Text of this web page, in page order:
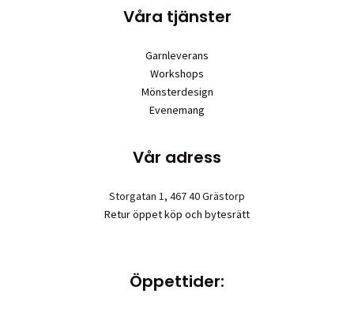
Våra tjänster
Garnleverans
Workshops
Mönsterdesign
Evenemang
Vår adress
Storgatan 1, 467 40 Grästorp
Retur öppet köp och bytesrätt
Öppettider: